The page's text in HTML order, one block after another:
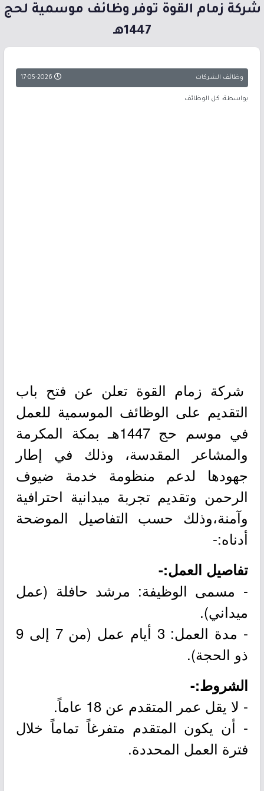
شركة زمام القوة توفر وظائف موسمية لحج
1447هـ
وظائف الشركات 17-05-2026
بواسطة: كل الوظائف
شركة زمام القوة تعلن عن فتح باب
التقديم على الوظائف الموسمية للعمل
في موسم حج 1447هـ بمكة المكرمة
والمشاعر المقدسة، وذلك في إطار
جهودها لدعم منظومة خدمة ضيوف
الرحمن وتقديم تجربة ميدانية احترافية
وآمنة،وذلك حسب التفاصيل الموضحة
أدناه:-
تفاصيل العمل:-
- مسمى الوظيفة: مرشد حافلة (عمل
ميداني).
- مدة العمل: 3 أيام عمل (من 7 إلى 9
ذو الحجة).
الشروط:-
- لا يقل عمر المتقدم عن 18 عاماً.
- أن يكون المتقدم متفرغاً تماماً خلال
فترة العمل المحددة.